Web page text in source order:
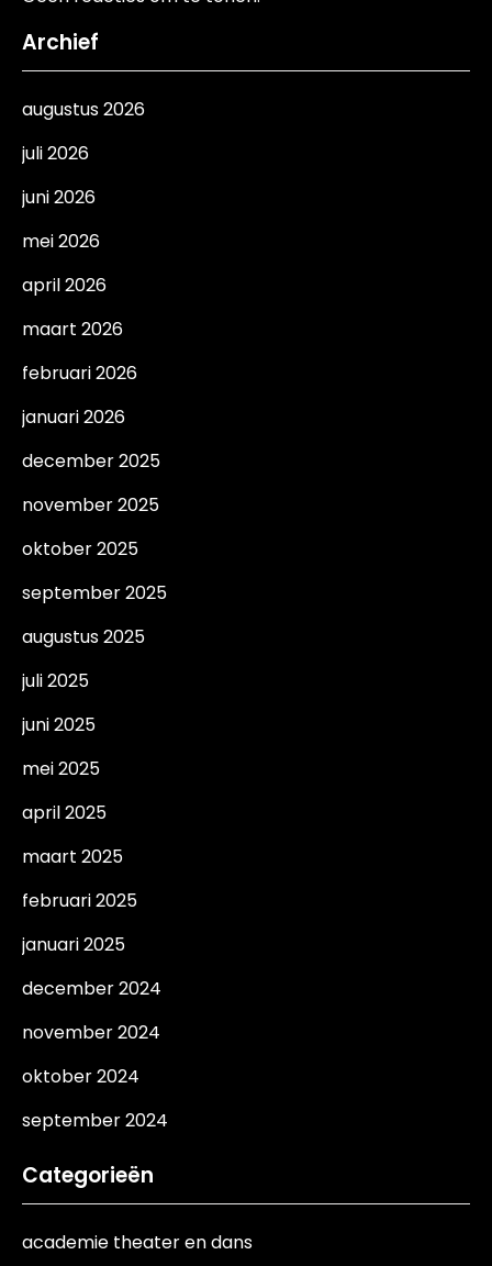
Archief
augustus 2026
juli 2026
juni 2026
mei 2026
april 2026
maart 2026
februari 2026
januari 2026
december 2025
november 2025
oktober 2025
september 2025
augustus 2025
juli 2025
juni 2025
mei 2025
april 2025
maart 2025
februari 2025
januari 2025
december 2024
november 2024
oktober 2024
september 2024
Categorieën
academie theater en dans